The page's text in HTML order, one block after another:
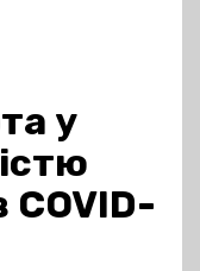
у
COVID-